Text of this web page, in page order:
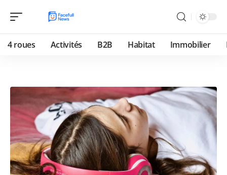
4 roues Activités B2B Habitat Immobilier